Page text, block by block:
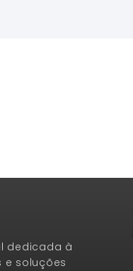
dedicada à
soluções